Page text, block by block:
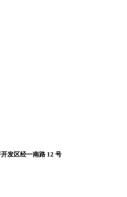
发区经一南路 12 号